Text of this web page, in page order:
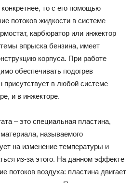
то с его помощью
потоков жидкости в системе
карбюратор или инжектор
впрыска бензина, имеет
корпуса. При работе
обеспечивать подогрев
присутствует в любой системе
и в инжекторе.
– это специальная пластина,
называемого
на изменение температуры и
из-за этого. На данном эффекте
потоков воздуха: пластина двигает